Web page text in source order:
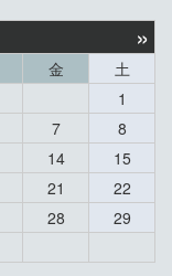
»
金
土
1
7
8
14
15
21
22
28
29